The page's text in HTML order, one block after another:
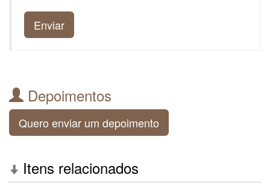
Enviar
Depoimentos
Quero enviar um depoimento
Itens relacionados